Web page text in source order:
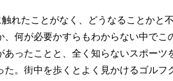
れたことがなく、どうなることかと
、何が必要かすらもわからない中でこ
あったことと、全く知らないスポーツ
た。街中を歩くとよく見かけるゴルフ